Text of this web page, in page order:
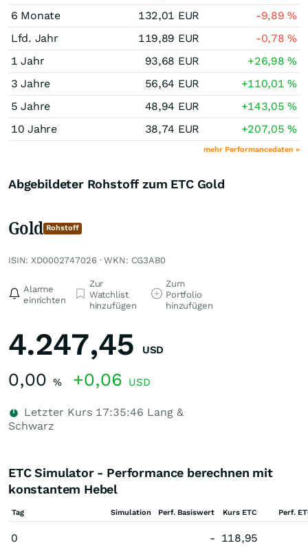
6 Monate
132,01 EUR -9,89%
Lfd. Jahr
119,89 EUR -0,78%
1 Jahr
93,68 EUR +26,98%
3 Jahre
56,64 EUR +110,01%
5 Jahre
48,94 EUR +143,05%
10 Jahre
38,74 EUR +207,05%
mehr Performancedaten »
Abgebildeter Rohstoff zum ETC Gold
Gold Rohstoff
ISIN: XD0002747026 · WKN: CG3AB0
Alarme
einrichten
Zur
Watchlist
hinzufügen
Zum
Portfolio
hinzufügen
4.247,45 USD
0,00 % +0,06 USD
Letzter Kurs 17:35:46 Lang &
Schwarz
ETC Simulator - Performance berechnen mit
konstantem Hebel
Tag Simulation Perf. Basiswert Kurs ETC Perf.
0 - 118,95